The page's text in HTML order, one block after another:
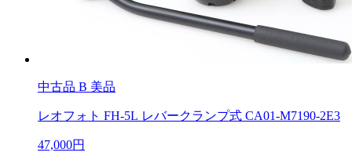
中古品 B 美品
レオフォト FH-5L レバークランプ式 CA01-M7190-2E3
47,000円